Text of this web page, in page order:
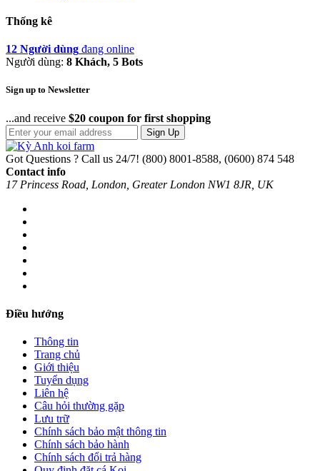
Thống kê
12 Người dùng đang online
Người dùng: 8 Khách, 5 Bots
Sign up to Newsletter
...and receive $20 coupon for first shopping
Sign Up
Got Questions ? Call us 24/7! (800) 8001-8588, (0600) 874 548
Contact info
17 Princess Road, London, Greater London NW1 8JR, UK
Điều hướng
Thông tin
Trang chủ
Giới thiệu
Tuyển dụng
Liên hệ
Câu hỏi thường gặp
Lưu trữ
Chính sách bảo mật thông tin
Chính sách bảo hành
Chính sách đổi trả hàng